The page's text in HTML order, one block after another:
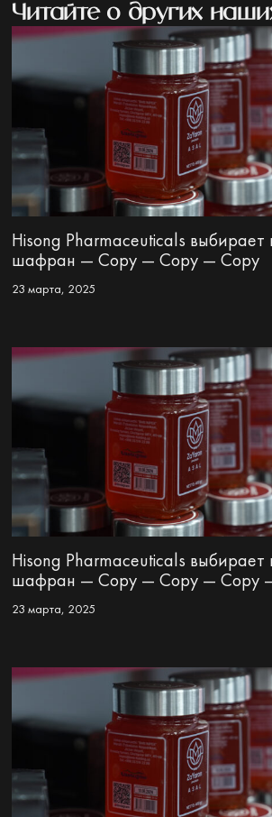
Читайте о других
Hisong Pharmaceuticals
шафран — Copy — Copy — Copy
23 марта, 2025
Hisong Pharmaceuticals
шафран — Copy — Copy — Copy
23 марта, 2025